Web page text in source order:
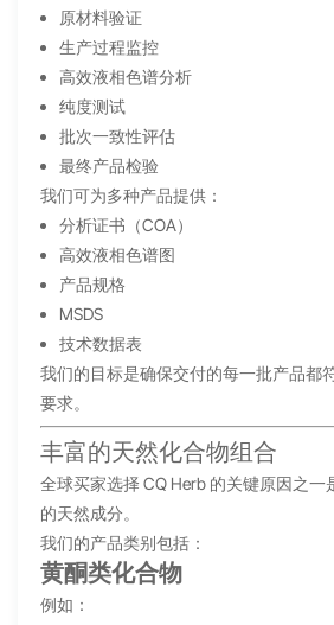
原材料验证
生产过程监控
高效液相色谱分析
纯度测试
批次一致性评估
最终产品检验
我们可为多种产品提供：
分析证书（COA）
高效液相色谱图
产品规格
MSDS
技术数据表
我们的目标是确保交付的每一批产品都
要求。
丰富的天然化合物组合
全球买家选择 CQ Herb 的关键原因之一
的天然成分。
我们的产品类别包括：
黄酮类化合物
例如：